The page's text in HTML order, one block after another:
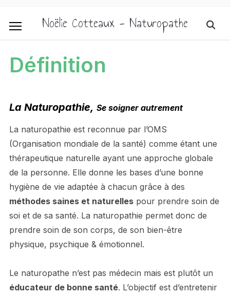
Noëlie Cotteaux - Naturopathe
Définition
La Naturopathie, Se soigner autrement
La naturopathie est reconnue par l’OMS
(Organisation mondiale de la santé) comme étant une
thérapeutique naturelle ayant une approche globale
de la personne. Elle donne les bases d’une bonne
hygiène de vie adaptée à chacun grâce à des
méthodes saines et naturellespour prendre soin de
soi et de sa santé. La naturopathie permet donc de
prendre soin de son corps, de son bien-être
physique, psychique & émotionnel.
Le naturopathe n’est pas médecin mais est plutôt un
éducateur de bonne santé. L’objectif est d’entretenir